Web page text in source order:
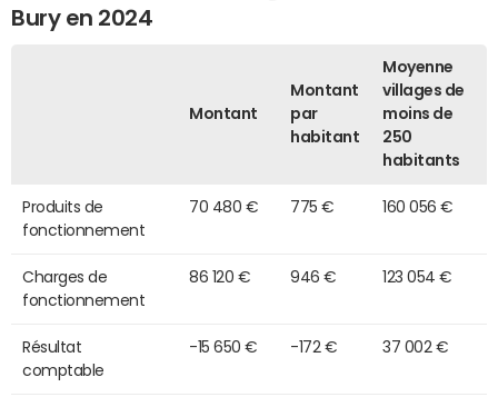
Bury en 2024
Montant
Montant
par
habitant
Moyenne
villages de
moins de
250
habitants
Produits de
fonctionnement
70 480 € 775 € 160 056 €
Charges de
fonctionnement
86 120 € 946 € 123 054 €
Résultat
comptable
-15 650 € -172 € 37 002 €